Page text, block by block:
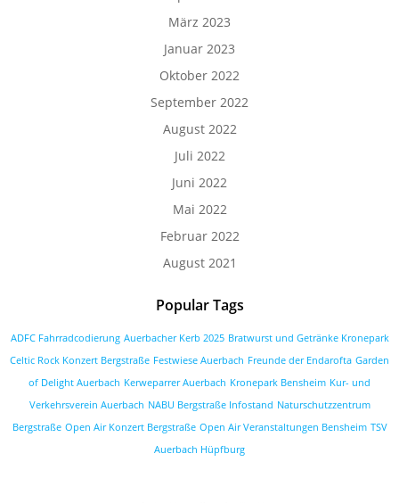
März 2023
Januar 2023
Oktober 2022
September 2022
August 2022
Juli 2022
Juni 2022
Mai 2022
Februar 2022
August 2021
Popular Tags
ADFC Fahrradcodierung Auerbacher Kerb 2025 Bratwurst und Getränke Kronepark
Celtic Rock Konzert Bergstraße Festwiese Auerbach Freunde der Endarofta Garden
of Delight Auerbach Kerweparrer Auerbach Kronepark Bensheim Kur- und
Verkehrsverein Auerbach NABU Bergstraße Infostand Naturschutzzentrum
Bergstraße Open Air Konzert Bergstraße Open Air Veranstaltungen Bensheim TSV
Auerbach Hüpfburg